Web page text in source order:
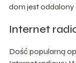
dom jest oddalony
Internet
Dość popularną